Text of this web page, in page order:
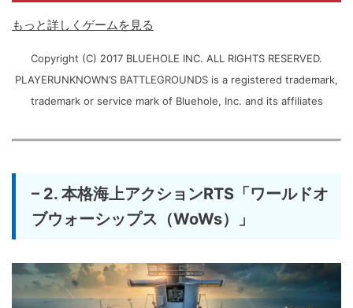
もっと詳しくゲームを見る
Copyright (C) 2017 BLUEHOLE INC. ALL RIGHTS RESERVED.
PLAYERUNKNOWN’S BATTLEGROUNDS is a registered trademark,
trademark or service mark of Bluehole, Inc. and its affiliates
– 2. 本格海上アクションRTS「ワールドオ
ブウォーシップス（WoWs）」